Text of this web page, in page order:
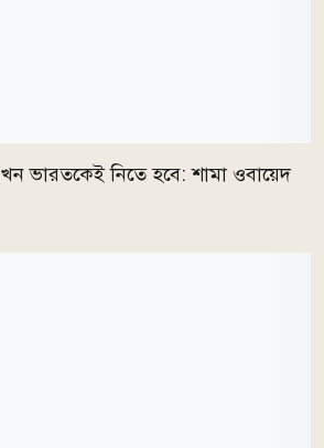
এখন ভারতকেই নিতে হবে: শামা ওবায়েদ